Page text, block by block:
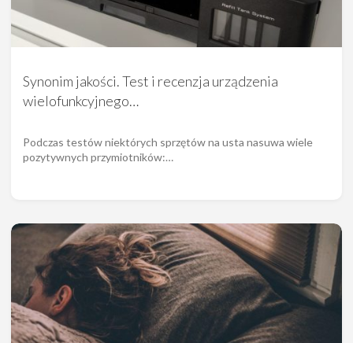
Synonim jakości. Test i recenzja urządzenia
wielofunkcyjnego…
Podczas testów niektórych sprzętów na usta nasuwa wiele
pozytywnych przymiotników:…